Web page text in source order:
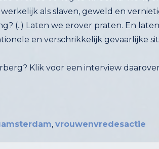
als slaven, geweld en
instemming? (..) Laten we erover
en verschrikkelijk gevaarlijke
Klik voor een interview
, vrouwenvredesactie